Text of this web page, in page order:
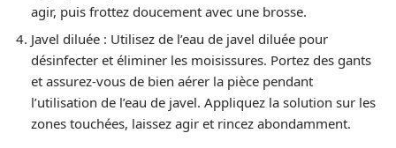
agir, puis frottez doucement avec une brosse.
Javel diluée : Utilisez de l’eau de javel diluée pour
désinfecter et éliminer les moisissures. Portez des gants
et assurez-vous de bien aérer la pièce pendant
l’utilisation de l’eau de javel. Appliquez la solution sur les
zones touchées, laissez agir et rincez abondamment.